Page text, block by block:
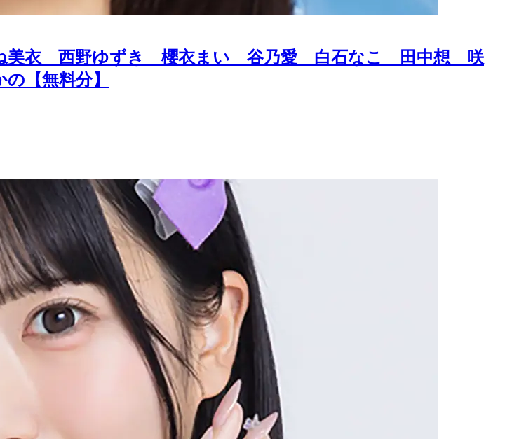
美衣 西野ゆずき 櫻衣まい 谷乃愛 白石なこ 田中想 咲
【無料分】